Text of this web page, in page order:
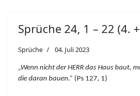
Sprüche 24, 1 – 22 (4.
Sprüche 04. Juli 2023
„Wenn nicht der HERR das Haus baut,
die daran bauen.” (Ps 127, 1)